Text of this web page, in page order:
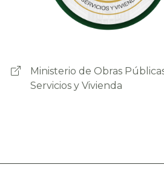
Administradora Boliviana de
Carreteras